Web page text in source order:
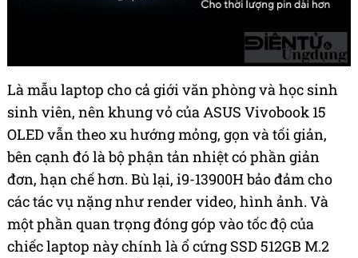
Là mẫu laptop cho cả giới văn phòng và học sinh
sinh viên, nên khung vỏ của ASUS Vivobook 15
OLED vẫn theo xu hướng mỏng, gọn và tối giản,
bên cạnh đó là bộ phận tản nhiệt có phần giản
đơn, hạn chế hơn. Bù lại, i9-13900H bảo đảm cho
các tác vụ nặng như render video, hình ảnh. Và
một phần quan trọng đóng góp vào tốc độ của
chiếc laptop này chính là ổ cứng SSD 512GB M.2